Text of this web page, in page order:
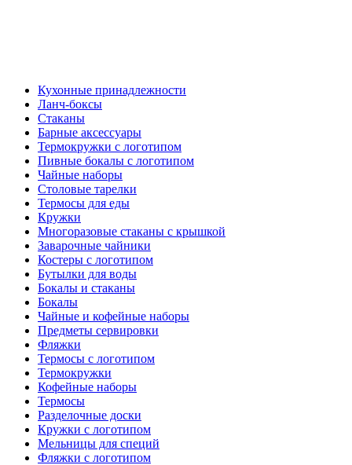
Кухонные принадлежности
Ланч-боксы
Стаканы
Барные аксессуары
Термокружки с логотипом
Пивные бокалы с логотипом
Чайные наборы
Столовые тарелки
Термосы для еды
Кружки
Многоразовые стаканы с крышкой
Заварочные чайники
Костеры с логотипом
Бутылки для воды
Бокалы и стаканы
Бокалы
Чайные и кофейные наборы
Предметы сервировки
Фляжки
Термосы с логотипом
Термокружки
Кофейные наборы
Термосы
Разделочные доски
Кружки с логотипом
Мельницы для специй
Фляжки с логотипом